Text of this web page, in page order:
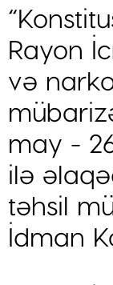
Rayon
və
may -
ilə
təhsil
İdman